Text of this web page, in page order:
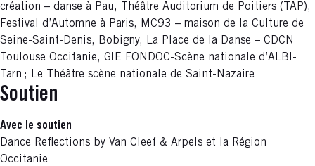
création – danse à Pau, Théâtre Auditorium de Poitiers (TAP),
Festival d’Automne à Paris, MC93 – maison de la Culture de
Seine-Saint-Denis, Bobigny, La Place de la Danse – CDCN
Toulouse Occitanie, GIE FONDOC-Scène nationale d’ALBI-
Tarn ; Le Théâtre scène nationale de Saint-Nazaire
Soutien
Avec le soutien
Dance Reflections by Van Cleef & Arpels et la Région
Occitanie